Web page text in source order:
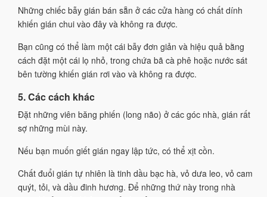
Những chiếc bẫy gián bán sẵn ở các cửa hàng có chất dính
khiến gián chui vào đây và không ra được.
Bạn cũng có thể làm một cái bẫy đơn giản và hiệu quả bằng
cách đặt một cái lọ nhỏ, trong chứa bã cà phê hoặc nước sát
bên tường khiến gián rơi vào và không ra được.
5. Các cách khác
Đặt những viên băng phiến (long não) ở các góc nhà, gián rất
sợ những mùi này.
Nếu bạn muốn giết gián ngay lập tức, có thể xịt cồn.
Chất đuổi gián tự nhiên là tinh dầu bạc hà, vỏ dưa leo, vỏ cam
quýt, tỏi, và dầu đinh hương. Để những thứ này trong nhà